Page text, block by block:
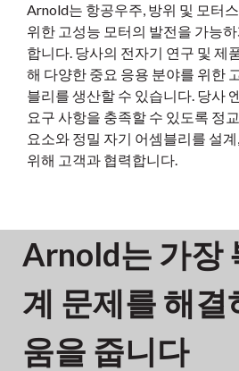
Arnold는 항공우주, 방위 및 모터
위한 고성능 모터의 발전을 가능
합니다. 당사의 전자기 연구 및 제
해 다양한 중요 응용 분야를 위한
블리를 생산할 수 있습니다. 당사
요구 사항을 충족할 수 있도록 정
요소와 정밀 자기 어셈블리를 설
위해 고객과 협력합니다.
Arnold는 가장
계 문제를 해결
움을 줍니다